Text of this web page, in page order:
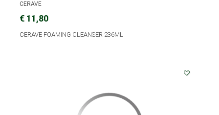
CERAVE
€ 11,80
CERAVE FOAMING CLEANSER 236ML